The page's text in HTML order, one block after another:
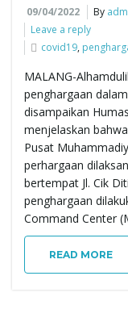
09/04/2022 By
Leave a reply
covid19,
MALANG-
penghargaan
disampaikan
menjelaskan
Pusat
perhargaan
bertempat Jl. Cik
penghargaan
Command Center
READ MORE